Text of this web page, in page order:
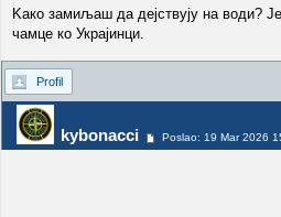
Kaко замиљаш да дејствују нa води?
чамце ко Украјинци.
Profil
kybonacci Poslao: 19 Mar 2026